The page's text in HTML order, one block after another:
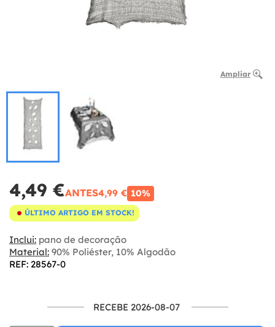
Ampliar
4,49 €ANTES4,99 € 10%
ÚLTIMO ARTIGO EM STOCK!
Inclui: pano de decoração
Material: 90% Poliéster, 10% Algodão
REF: 28567-0
RECEBE 2026-08-07